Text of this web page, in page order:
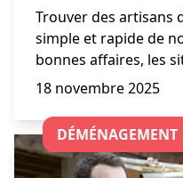
Trouver des artisans
simple et rapide de
bonnes affaires, les
entre particuliers et
ces dernières
recherche de servic
18 novembre 2025
DÉMÉNAGEMENT